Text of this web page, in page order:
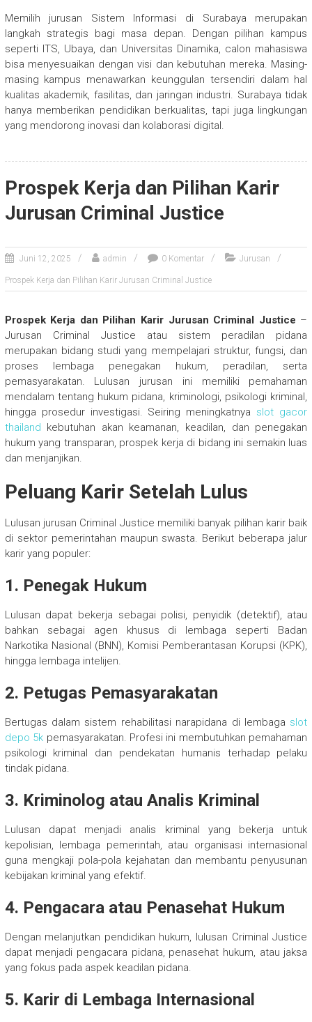
Memilih jurusan Sistem Informasi di Surabaya merupakan
langkah strategis bagi masa depan. Dengan pilihan kampus
seperti ITS, Ubaya, dan Universitas Dinamika, calon mahasiswa
bisa menyesuaikan dengan visi dan kebutuhan mereka. Masing-
masing kampus menawarkan keunggulan tersendiri dalam hal
kualitas akademik, fasilitas, dan jaringan industri. Surabaya tidak
hanya memberikan pendidikan berkualitas, tapi juga lingkungan
yang mendorong inovasi dan kolaborasi digital.
Prospek Kerja dan Pilihan Karir
Jurusan Criminal Justice
Juni 12, 2025 admin 0 Komentar Jurusan
Prospek Kerja dan Pilihan Karir Jurusan Criminal Justice
Prospek Kerja dan Pilihan Karir Jurusan Criminal Justice –
Jurusan Criminal Justice atau sistem peradilan pidana
merupakan bidang studi yang mempelajari struktur, fungsi, dan
proses lembaga penegakan hukum, peradilan, serta
pemasyarakatan. Lulusan jurusan ini memiliki pemahaman
mendalam tentang hukum pidana, kriminologi, psikologi kriminal,
hingga prosedur investigasi. Seiring meningkatnya slot gacor
thailand kebutuhan akan keamanan, keadilan, dan penegakan
hukum yang transparan, prospek kerja di bidang ini semakin luas
dan menjanjikan.
Peluang Karir Setelah Lulus
Lulusan jurusan Criminal Justice memiliki banyak pilihan karir baik
di sektor pemerintahan maupun swasta. Berikut beberapa jalur
karir yang populer:
1. Penegak Hukum
Lulusan dapat bekerja sebagai polisi, penyidik (detektif), atau
bahkan sebagai agen khusus di lembaga seperti Badan
Narkotika Nasional (BNN), Komisi Pemberantasan Korupsi (KPK),
hingga lembaga intelijen.
2. Petugas Pemasyarakatan
Bertugas dalam sistem rehabilitasi narapidana di lembaga slot
depo 5k pemasyarakatan. Profesi ini membutuhkan pemahaman
psikologi kriminal dan pendekatan humanis terhadap pelaku
tindak pidana.
3. Kriminolog atau Analis Kriminal
Lulusan dapat menjadi analis kriminal yang bekerja untuk
kepolisian, lembaga pemerintah, atau organisasi internasional
guna mengkaji pola-pola kejahatan dan membantu penyusunan
kebijakan kriminal yang efektif.
4. Pengacara atau Penasehat Hukum
Dengan melanjutkan pendidikan hukum, lulusan Criminal Justice
dapat menjadi pengacara pidana, penasehat hukum, atau jaksa
yang fokus pada aspek keadilan pidana.
5. Karir di Lembaga Internasional